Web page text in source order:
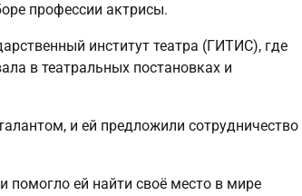
профессии актрисы.
институт театра (ГИТИС), где
в театральных постановках и
и ей предложили сотрудничество
ей найти своё место в мире